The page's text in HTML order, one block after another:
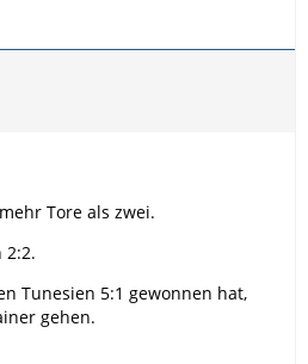
Tore als zwei.
2:2.
Tunesien 5:1 gewonnen hat,
gehen.